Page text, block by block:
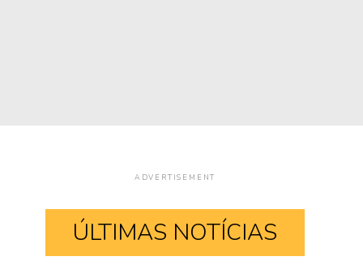
ADVERTISEMENT
ÚLTIMAS NOTÍCIAS